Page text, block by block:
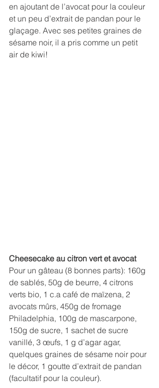
en ajoutant de l’avocat pour la couleur
et un peu d’extrait de pandan pour le
glaçage. Avec ses petites graines de
sésame noir, il a pris comme un petit
air de kiwi!
Cheesecake au citron vert et avocat
Pour un gâteau (8 bonnes parts): 160g
de sablés, 50g de beurre, 4 citrons
verts bio, 1 c.a café de maïzena, 2
avocats mûrs, 450g de fromage
Philadelphia, 100g de mascarpone,
150g de sucre, 1 sachet de sucre
vanillé, 3 œufs, 1 g d’agar agar,
quelques graines de sésame noir pour
le décor, 1 goutte d’extrait de pandan
(facultatif pour la couleur).